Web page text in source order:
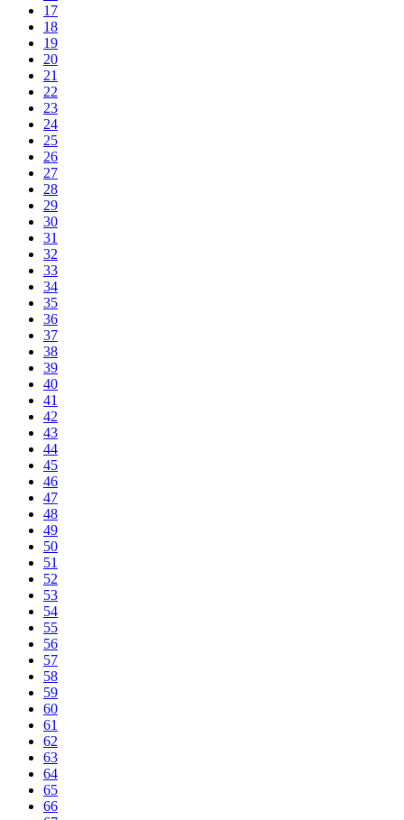
17
18
19
20
21
22
23
24
25
26
27
28
29
30
31
32
33
34
35
36
37
38
39
40
41
42
43
44
45
46
47
48
49
50
51
52
53
54
55
56
57
58
59
60
61
62
63
64
65
66